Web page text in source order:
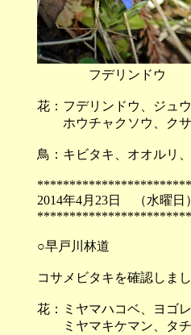
フデリンド
花：フデリンドウ、ジュ
ホウチャクソウ、ク
鳥：キビタキ、オオルリ
2014年4
○早戸川林道
コサメビタキを確認しまし
花：ミヤマハコベ、ヨゴ
ミヤマキケマン、タチ